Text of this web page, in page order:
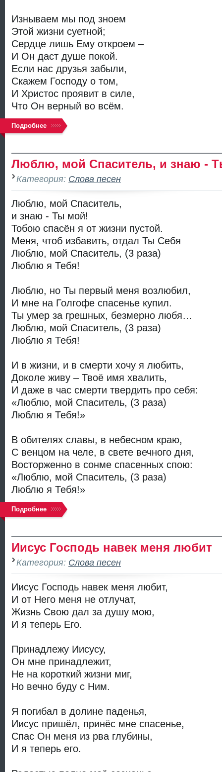
Изнываем мы под зноем
Этой жизни суетной;
Сердце лишь Ему откроем –
И Он даст душе покой.
Если нас друзья забыли,
Скажем Господу о том,
И Христос проявит в силе,
Что Он верный во всём.
Подробнее
Люблю, мой Спаситель, и знаю -
Категория: Слова песен
Люблю, мой Спаситель,
и знаю - Ты мой!
Тобою спасён я от жизни пустой.
Меня, чтоб избавить, отдал Ты Себя
Люблю, мой Спаситель, (3 раза)
Люблю я Тебя!
Люблю, но Ты первый меня возлюбил,
И мне на Голгофе спасенье купил.
Ты умер за грешных, безмерно любя…
Люблю, мой Спаситель, (3 раза)
Люблю я Тебя!
И в жизни, и в смерти хочу я любить,
Доколе живу – Твоё имя хвалить,
И даже в час смерти твердить про себя:
«Люблю, мой Спаситель, (3 раза)
Люблю я Тебя!»
В обителях славы, в небесном краю,
С венцом на челе, в свете вечного дня,
Восторженно в сонме спасенных спою:
«Люблю, мой Спаситель, (3 раза)
Люблю я Тебя!»
Подробнее
Иисус Господь навек меня любит
Категория: Слова песен
Иисус Господь навек меня любит,
И от Него меня не отлучат,
Жизнь Свою дал за душу мою,
И я теперь Его.
Принадлежу Иисусу,
Он мне принадлежит,
Не на короткий жизни миг,
Но вечно буду с Ним.
Я погибал в долине паденья,
Иисус пришёл, принёс мне спасенье,
Спас Он меня из рва глубины,
И я теперь его.